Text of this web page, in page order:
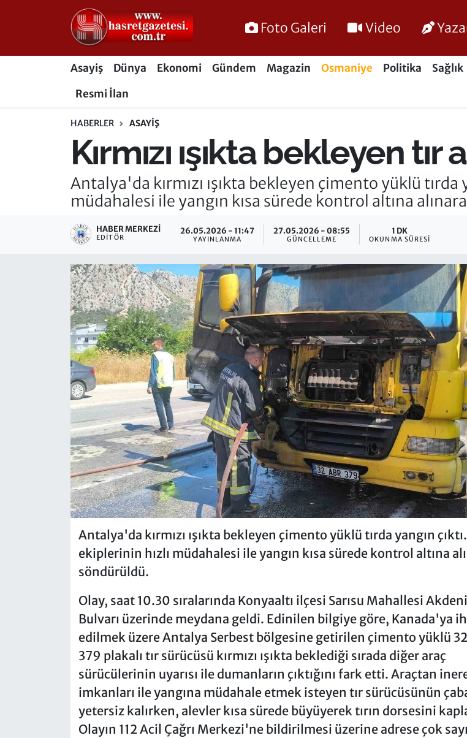
Foto Galeri Video
Asayiş Dünya Ekonomi Gündem Magazin Osmaniye Politika Sağlık
Resmi İlan
HABERLER ASAYIŞ
Kırmızı ışıkta bekleyen
Antalya'da kırmızı ışıkta bekleyen çimento yüklü tırda
müdahalesi ile yangın kısa sürede kontrol altına
HABER MERKEZI
EDITÖR
26.05.2026 - 11:47
YAYINLANMA
27.05.2026 - 08:55
GÜNCELLEME
1 DK
OKUNMA SÜRESI
Antalya'da kırmızı ışıkta bekleyen çimento yüklü tırda yangın
ekiplerinin hızlı müdahalesi ile yangın kısa sürede kontrol altına
söndürüldü.
Olay, saat 10.30 sıralarında Konyaaltı ilçesi Sarısu Mahallesi
Bulvarı üzerinde meydana geldi. Edinilen bilgiye göre, Kanada'ya
edilmek üzere Antalya Serbest bölgesine getirilen çimento yüklü
379 plakalı tır sürücüsü kırmızı ışıkta beklediği sırada diğer araç
sürücülerinin uyarısı ile dumanların çıktığını fark etti. Araçtan
imkanları ile yangına müdahale etmek isteyen tır sürücüsünün
yetersiz kalırken, alevler kısa sürede büyüyerek tırın dorsesini
Olayın 112 Acil Çağrı Merkezi'ne bildirilmesi üzerine adrese çok
Osmaniye Nöbetçi Eczaneler
Osmaniye Hava Durumu
Süper Lig Puan Durumu ve Fikstür
Son Dakika Haberleri
Haber Arşivi